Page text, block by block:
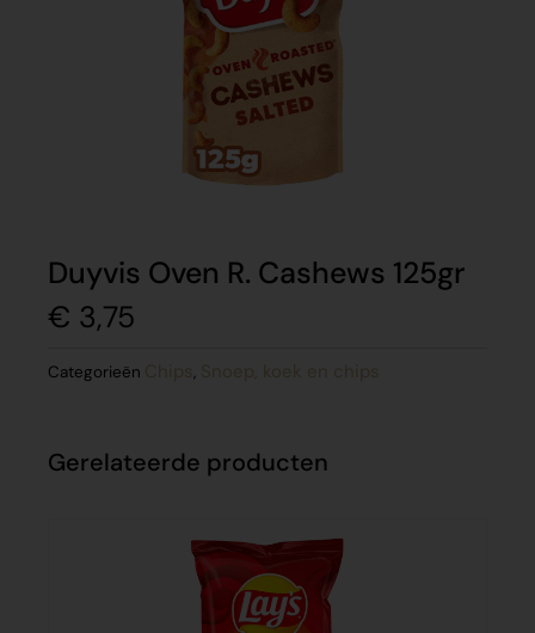
Duyvis Oven R. Cashews 125gr
€ 3,75
Categorieën Chips , Snoep, koek en chips
Gerelateerde producten